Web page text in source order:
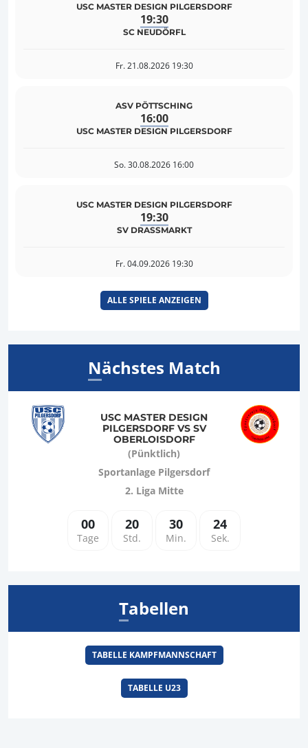
USC MASTER DESIGN PILGERSDORF
19:30
SC NEUDÖRFL
Fr. 21.08.2026 19:30
ASV PÖTTSCHING
16:00
USC MASTER DESIGN PILGERSDORF
So. 30.08.2026 16:00
USC MASTER DESIGN PILGERSDORF
19:30
SV DRASSMARKT
Fr. 04.09.2026 19:30
ALLE SPIELE ANZEIGEN
Nächstes Match
USC MASTER DESIGN
PILGERSDORF VS SV
OBERLOISDORF
(Pünktlich)
Sportanlage Pilgersdorf
2. Liga Mitte
00
Tage
20
Std.
30
Min.
23
Sek.
Tabellen
TABELLE KAMPFMANNSCHAFT
TABELLE U23